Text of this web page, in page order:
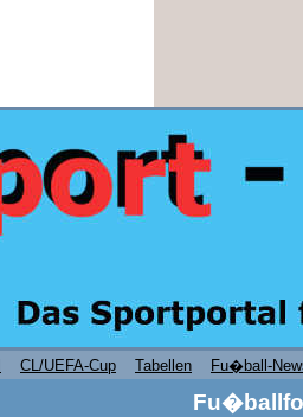
CL/UEFA-Cup Tabellen Fu�ball-